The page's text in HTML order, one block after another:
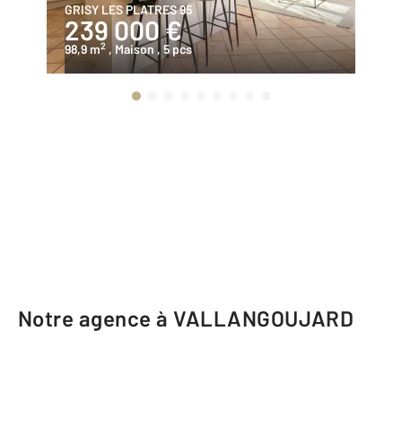
GRISY LES PLATRES 95
239 000 €
98,9 m2 , Maison , 5 pcs
Notre agence à VALLANGOUJARD